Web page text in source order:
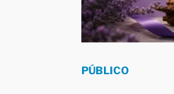
PÚBLICO